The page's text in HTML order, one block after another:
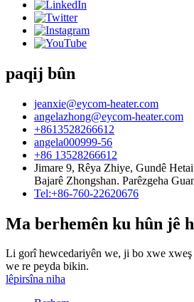
paqij bûn
jeanxie@eycom-heater.com
angelazhong@eycom-heater.com
+8613528266612
angela000999-56
+86 13528266612
Jimare 9, Rêya Zhiye, Gundê
Bajarê Zhongshan. Parêzgeha
Tel:+86-760-22620676
Ma berhemên ku hûn jê
Li gorî hewcedariyên we, ji bo xwe
we re peyda bikin.
lêpirsîna niha